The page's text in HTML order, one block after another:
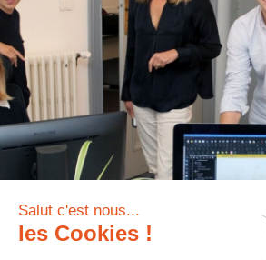
Salut c'est nous...
les Cookies !